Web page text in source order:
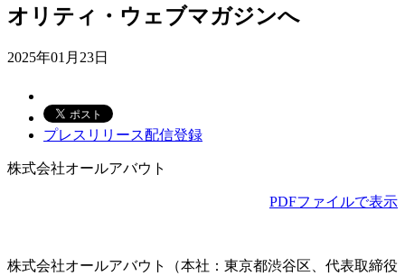
オリティ・ウェブマガジンへ
2025年01月23日
プレスリリース配信登録
株式会社オールアバウト
PDFファイルで表示
株式会社オールアバウト（本社：東京都渋谷区、代表取締役